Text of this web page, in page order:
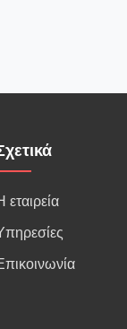
εταιρεία